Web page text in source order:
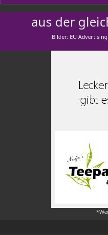
aus der
Bilder: EU